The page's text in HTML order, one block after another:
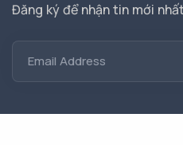
Đăng ký để nhận tin mới
Email Address